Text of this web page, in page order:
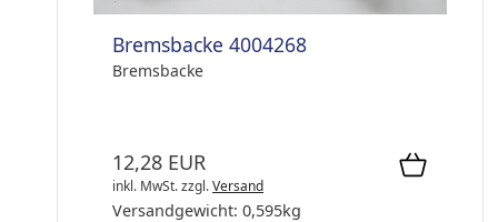
Bremsbacke 4004268
Bremsbacke
12,28 EUR
inkl. MwSt.zzgl.Versand
Versandgewicht: 0,595kg